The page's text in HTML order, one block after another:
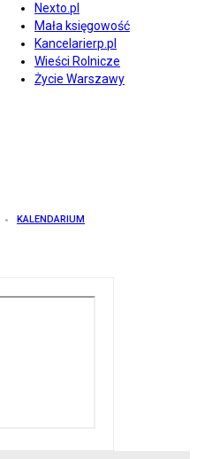
Nexto.pl
Mała księgowość
Kancelarierp.pl
Wieści Rolnicze
Życie Warszawy
KALENDARIUM